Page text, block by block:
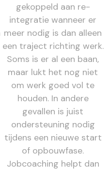
gekoppeld aan re-
integratie wanneer er
meer nodig is dan alleen
een traject richting werk.
Soms is er al een baan,
maar lukt het nog niet
om werk goed vol te
houden. In andere
gevallen is juist
ondersteuning nodig
tijdens een nieuwe start
of opbouwfase.
Jobcoaching helpt dan